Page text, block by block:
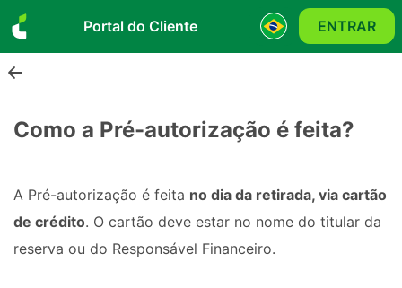
Portal do Cliente ENTRAR
Como a Pré-autorização é feita?
A Pré-autorização é feita no dia da retirada, via cartão
de crédito. O cartão deve estar no nome do titular da
reserva ou do Responsável Financeiro.